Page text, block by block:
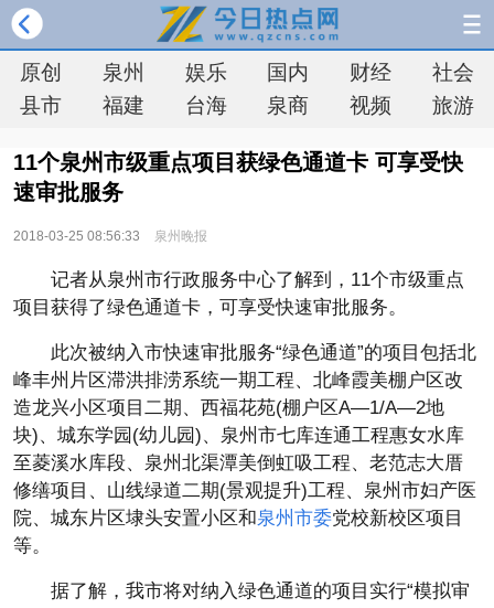
原创 泉州 娱乐 国内 财经
社会
县市
福建 台海 泉商 视频 旅游
11个泉州市级重点项目获绿色通道卡 可享受快
速审批服务
2018-03-25 08:56:33 泉州晚报
记者从泉州市行政服务中心了解到，11个市级重点
项目获得了绿色通道卡，可享受快速审批服务。
此次被纳入市快速审批服务“绿色通道”的项目包括北
峰丰州片区滞洪排涝系统一期工程、北峰霞美棚户区改
造龙兴小区项目二期、西福花苑(棚户区A—1/A—2地
块)、城东学园(幼儿园)、泉州市七库连通工程惠女水库
至菱溪水库段、泉州北渠潭美倒虹吸工程、老范志大厝
修缮项目、山线绿道二期(景观提升)工程、泉州市妇产医
院、城东片区埭头安置小区和泉州市委党校新校区项目
等。
据了解，我市将对纳入绿色通道的项目实行“模拟审